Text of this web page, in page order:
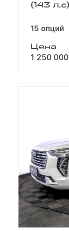
(143
15 опций
Цена
1 250